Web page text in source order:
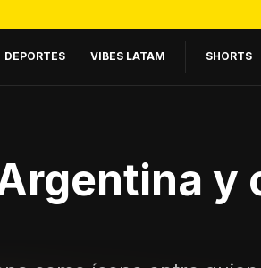
DEPORTES VIBES LATAM SHORTS
y